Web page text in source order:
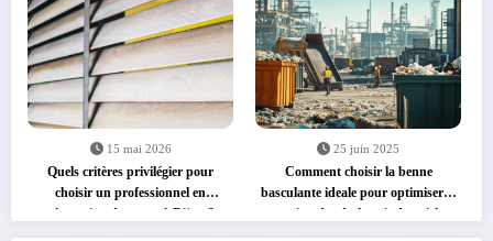
15 mai 2026
Quels critères privilégier pour
choisir un professionnel en
réparation de stores à Dijon ?
25 juin 2025
Comment choisir la benne
basculante ideale pour optimiser la
gestion des dechets industriels